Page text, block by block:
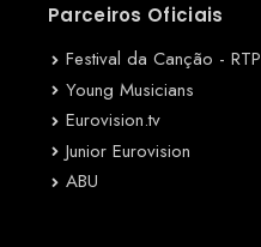
Parceiros Oficiais
Festival da Canção - RTP
Young Musicians
Eurovision.tv
Junior Eurovision
ABU